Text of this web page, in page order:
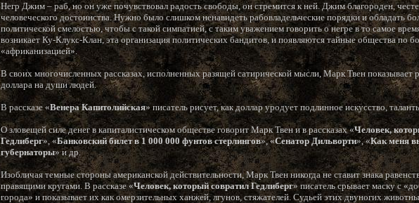
Негр Джим – раб, но он уже почувствовал радость свободы, он стремится к ней. Джим благороден,
человеческого достоинства. Нужно было слишком ненавидеть рабовладельческие порядки и обладать
политической смелостью, чтобы с такой симпатией, с таким уважением говорить о негре в то самое
возникает Ку-Клукс-Клан, эта организация политических бандитов, и появляются тайные общества по
«африканизацией».
В своих многочисленных рассказах, исполненных разящей сатирической мысли, Марк Твен показывает
доллара на души людей.
В рассказе «Венера Капитолийская» писатель рисует, как доллар уродует подлинное искусство,
О зловещей силе денег в капиталистическом обществе говорит Марк Твен и в рассказах «Человек,
Гедлиберг», «Банковский билет в 1 000 000 фунтов стерлингов», «Сенатор Дильворти», «Как меня
губернаторы» и др.
Изобличая темные стороны американской действительности, Марк Твен никогда не ставит знака
правящими кругами. В рассказе «Человек, который совратил Гедлиберг» писатель срывает маску с
города» и показывает их как омерзительных ханжей, лгунов, стяжателей. Судьей этих двуногих